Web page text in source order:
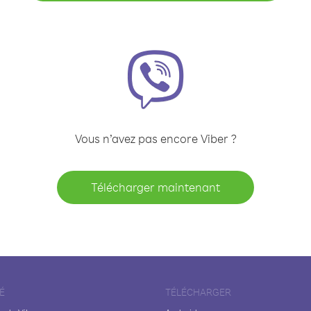
Vous n’avez pas encore Viber ?
Télécharger maintenant
TÉLÉCHARGER